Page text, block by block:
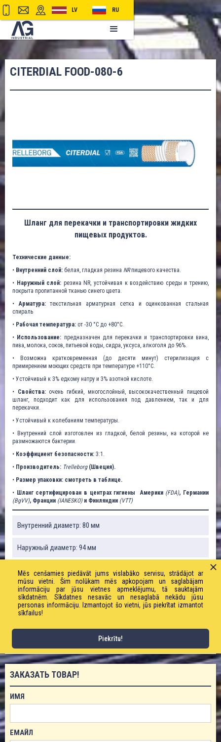
LV RU
CITERDIAL FOOD-080-6
Шланг для перекачки и транспортировки жидких
пищевых продуктов.
Технические данные:
• Внутренний слой: белая, гладкая резина NRпищевого качества.
• Наружный слой: резина NR, устойчивая к воздействию среды и трению,
покрыта пропитанной тканью синего цвета.
•Арматура:текстильная арматурная сетка и оцинкованная стальная
спираль
• Рабочая температура: от -30 °C до +80°C.
• Использование: предназначен для перекачки и транспортировки вина,
пива, молока, соков, питьевой воды, сидра, уксуса, алкоголя до 96%.
• Возможна кратковременная (до десяти минут) стерилизация с
примирением моющих средств при температуре +110°С.
• Устойчивый к 3% едкому натру и 3% азотной кислоте.
• Свойства:очень гибкий, многослойный, высококачественный пищевой
шланг, подходит как для использования под давлением, так и для
перекачки.
• Устойчивый к колебаниям температуры.
• Внутренний слой изготовлен из гладкой, белой резины, на которой не
размножаются бактерии.
• Коэффициент безопасности: 3:1.
• Производитель: Trelleborg(Швеция).
• Размер упаковки: смотреть в таблице.
• Шланг сертифицирован в центрах гигиены Америки (FDA), Германии
(BgVV), Франции (IANESKO)и Финляндии (VTT)
Внутренний диаметр: 80 мм
Наружный диаметр: 94 мм
Рабочее / предельное давление: 6/18 бар
Вес: 2980 г / м
Радиус изгиба: 240 мм
ЗАКАЗАТЬ ТОВАР!
ИМЯ
ЕМАЙЛ
Mēs cenšamies piedāvāt jums vislabāko servisu, strādājot ar
mūsu vietni. Šim nolūkam mēs apkopojam un saglabājam
informāciju par jūsu vietnes apmeklējumu, tā sauktajām
sīkdatnēm. Sīkdatnes nesavāc un nesaglabā nekādu jūsu
personas informāciju. Izmantojot šo vietni, jūs piekrītat izmantot
sīkfailus!
Piekrītu!